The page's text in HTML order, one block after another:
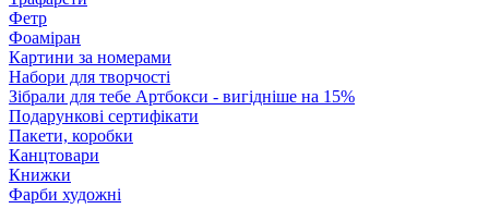
Фетр
Фоаміран
Картини за номерами
Набори для творчості
Зібрали для тебе Артбокси - вигідніше на 15%
Подарункові сертифікати
Пакети, коробки
Канцтовари
Книжки
Фарби художні